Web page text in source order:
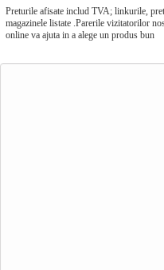
Preturile afisate includ TVA; linkurile,
magazinele listate .Parerile vizitatorilor
online va ajuta in a alege un produs bun